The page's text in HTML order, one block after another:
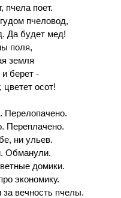
пчела поет.
пчеловод,
Да будет мед!
поля,
земля
берет -
цветет осот!
Перелопачено.
Переплачено.
ни ульев.
Обманули.
домики.
экономику.
вечность пчелы.